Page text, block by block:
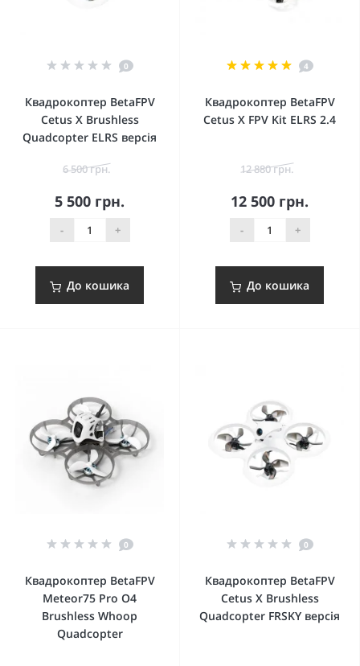
0
Квадрокоптер BetaFPV
Cetus X Brushless
Quadcopter ELRS версія
6 500 грн.
5 500 грн.
- +
До кошика
4
Квадрокоптер BetaFPV
Cetus X FPV Kit ELRS 2.4
12 880 грн.
12 500 грн.
- +
До кошика
0
Квадрокоптер BetaFPV
Meteor75 Pro O4
Brushless Whoop
Quadcopter
0
Квадрокоптер BetaFPV
Cetus X Brushless
Quadcopter FRSKY версія